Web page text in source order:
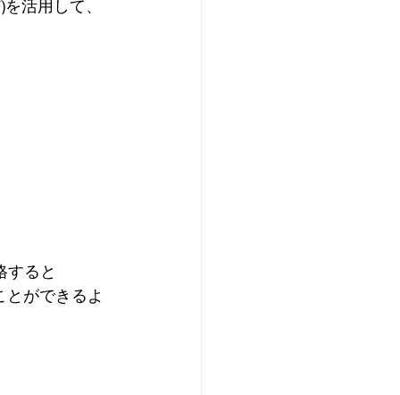
活用して、
すると
とができるよ